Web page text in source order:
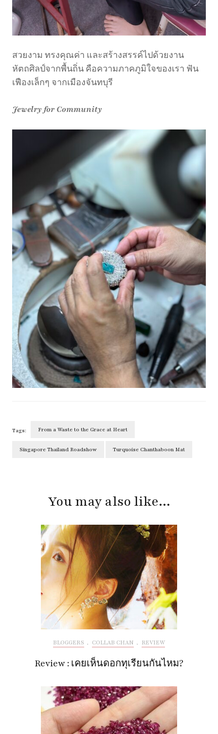
สวยงาม ทรงคุณค่า และสร้างสรรค์ไปด้วยงาน
หัตถศิลป์จากพื้นถิ่น คือความภาคภูมิใจของเรา ฟัน
เฟืองเล็กๆ จากเมืองจันทบุรี
Jewelry for Community
Tags: From a Waste to the Grace at Heart
Singapore Thailand Roadshow Turquoise Chanthaboon Mat
You may also like...
BLOGGERS , COLLAB CHAN , REVIEW
Review : เคยเห็นดอกทุเรียนกันไหม?